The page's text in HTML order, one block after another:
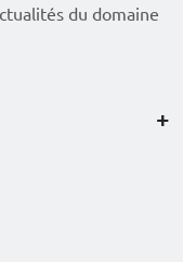
du domaine
+